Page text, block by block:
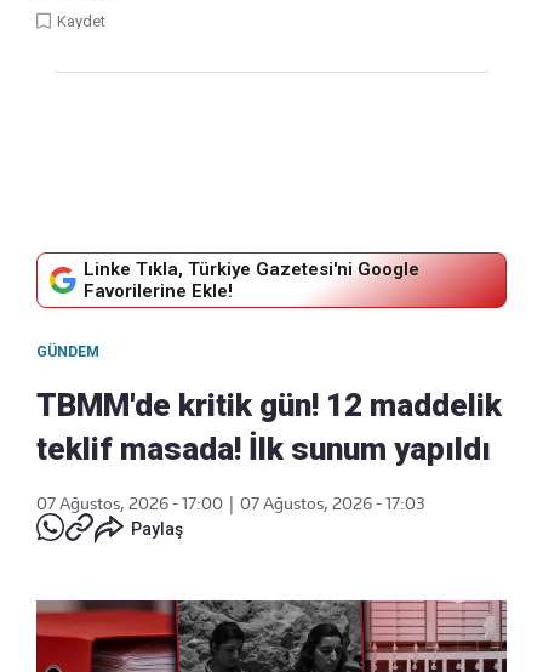
Kaydet
Linke Tıkla, Türkiye Gazetesi'ni Google
Favorilerine Ekle!
GÜNDEM
TBMM'de kritik gün! 12 maddelik
teklif masada! İlk sunum yapıldı
07 Ağustos, 2026 - 17:00
07 Ağustos, 2026 - 17:03
Paylaş